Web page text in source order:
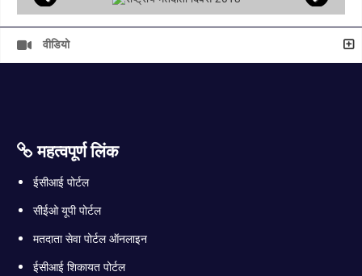
वीडियो
महत्वपूर्ण लिंक
ईसीआई पोर्टल
सीईओ यूपी पोर्टल
मतदाता सेवा पोर्टल ऑनलाइन
ईसीआई शिकायत पोर्टल